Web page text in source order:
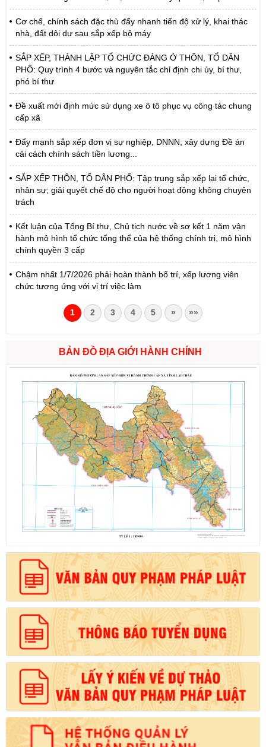
Cơ chế, chính sách đặc thù đẩy nhanh tiến độ xử lý, khai thác
nhà, đất dôi dư sau sắp xếp bộ máy
SẮP XẾP, THÀNH LẬP TỔ CHỨC ĐẢNG Ở THÔN, TỔ DÂN
PHỐ: Quy trình 4 bước và nguyên tắc chỉ định chi ủy, bí thư,
phó bí thư
Đề xuất mới định mức sử dụng xe ô tô phục vụ công tác chung
cấp xã
Đẩy mạnh sắp xếp đơn vị sự nghiệp, DNNN; xây dựng Đề án
cải cách chính sách tiền lương...
SẮP XẾP THÔN, TỔ DÂN PHỐ: Tập trung sắp xếp lại tổ chức,
nhân sự; giải quyết chế độ cho người hoạt động không chuyên
trách
Kết luận của Tổng Bí thư, Chủ tịch nước về sơ kết 1 năm vận
hành mô hình tổ chức tổng thể của hệ thống chính trị, mô hình
chính quyền 3 cấp
Chậm nhất 1/7/2026 phải hoàn thành bố trí, xếp lương viên
chức tương ứng với vị trí việc làm
1 2 3 4 5 » »»
BẢN ĐỒ ĐỊA GIỚI HÀNH CHÍNH